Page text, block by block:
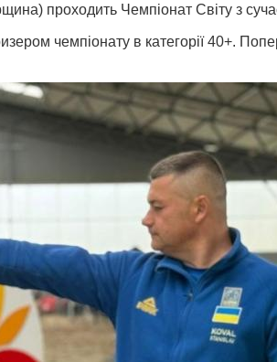
проходить Чемпіонат Світу з
чемпіонату в категорії 40+.